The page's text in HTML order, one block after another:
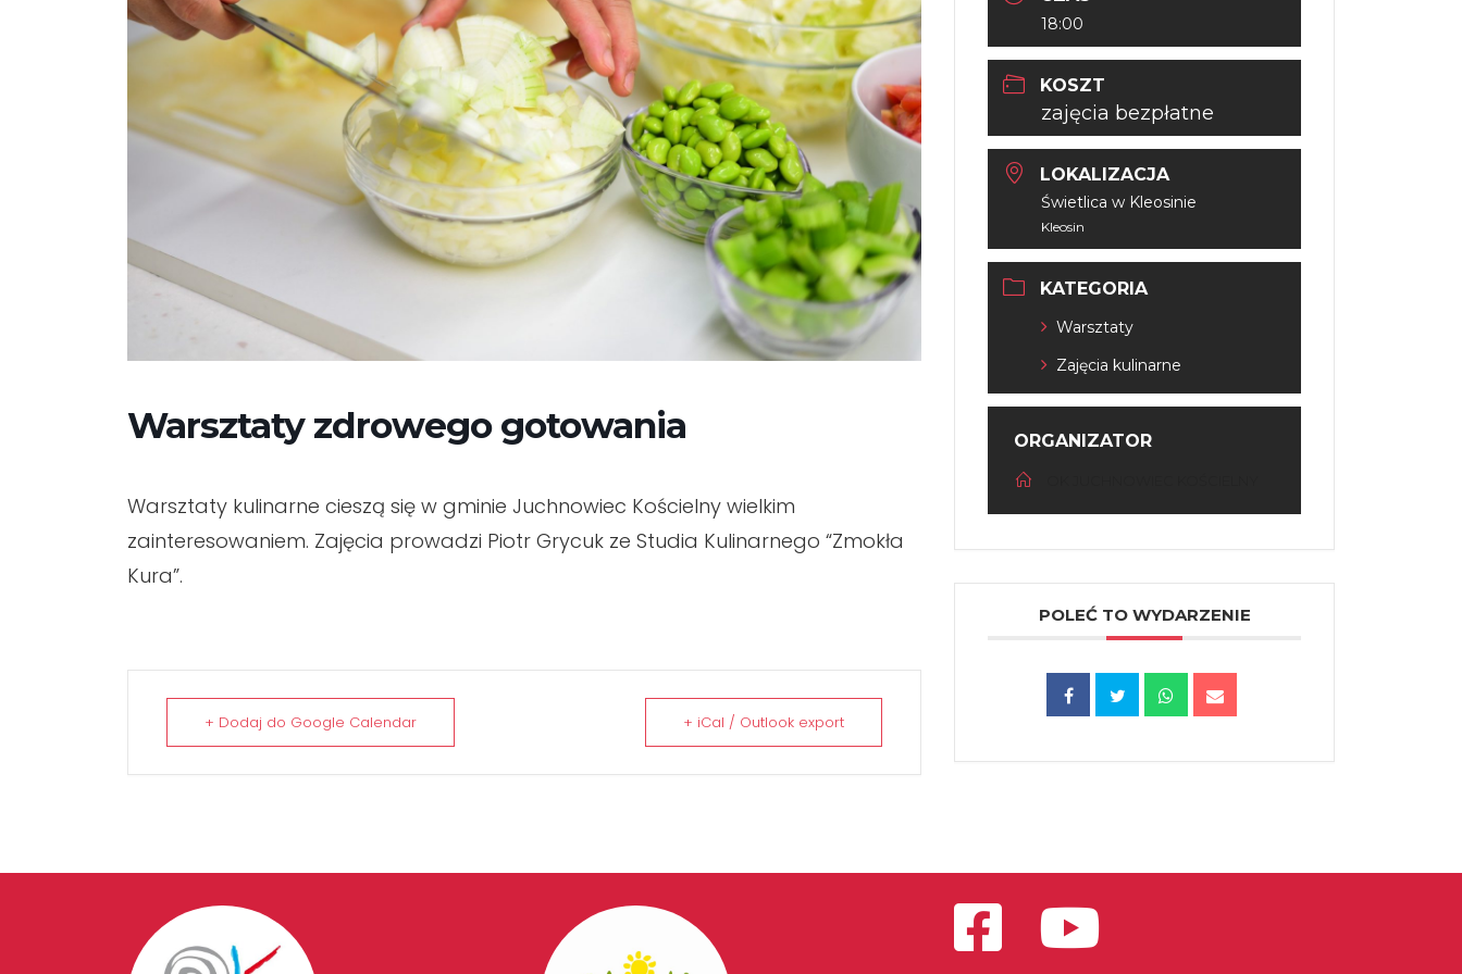
Warsztaty zdrowego gotowania
Warsztaty kulinarne cieszą się w gminie Juchnowiec Kościelny wielkim
zainteresowaniem. Zajęcia prowadzi Piotr Grycuk ze Studia Kulinarnego “Zmokła
Kura”.
+ Dodaj do Google Calendar + iCal / Outlook export
18:00
KOSZT
zajęcia bezpłatne
LOKALIZACJA
Świetlica w Kleosinie
Kleosin
KATEGORIA
Warsztaty
Zajęcia kulinarne
ORGANIZATOR
POLEĆ TO WYDARZENIE